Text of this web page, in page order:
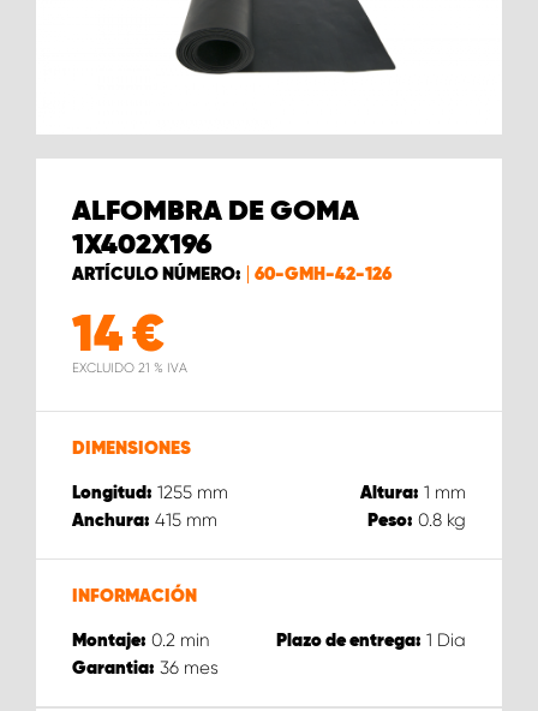
ALFOMBRA DE GOMA
1X402X196
ARTÍCULO NÚMERO: 60-GMH-42-126
14€
EXCLUIDO 21 % IVA
DIMENSIONES
Longitud: 1255 mm Altura: 1 mm
Anchura: 415 mm Peso: 0.8 kg
INFORMACIÓN
Montaje: 0.2 min Plazo de entrega: 1 Dia
Garantia: 36 mes